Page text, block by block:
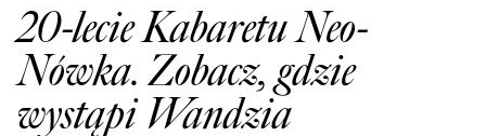
20-lecie Kabaretu Neo-
Nówka. Zobacz, gdzie
wystąpi Wandzia